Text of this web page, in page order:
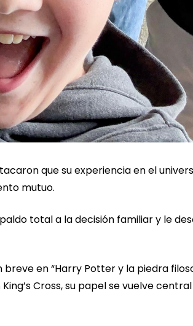
que su experiencia en el
mutuo.
total a la decisión familiar y le
en “Harry Potter y la piedra
Cross, su papel se vuelve